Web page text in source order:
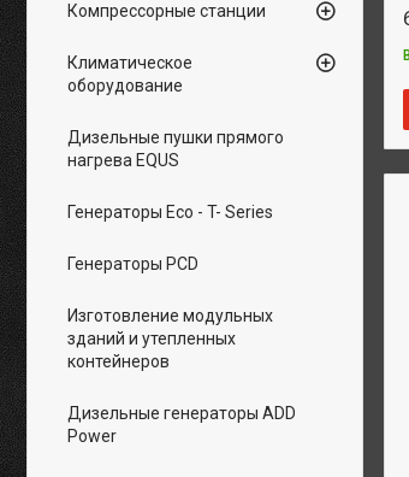
Компрессорные станции
Климатическое
оборудование
Дизельные пушки прямого
нагрева EQUS
Генераторы Eco - T- Series
Генераторы PCD
Изготовление модульных
зданий и утепленных
контейнеров
Дизельные генераторы ADD
Power